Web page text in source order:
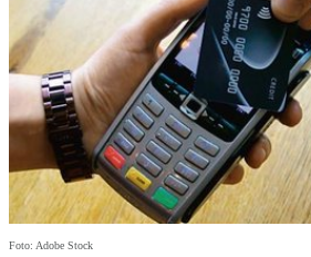
Foto: Adobe Stock